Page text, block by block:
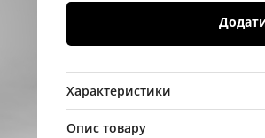
Характеристики
Опис товару